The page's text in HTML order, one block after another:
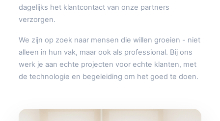
dagelijks het klantcontact van onze partners
verzorgen.
We zijn op zoek naar mensen die willen groeien - niet
alleen in hun vak, maar ook als professional. Bij ons
werk je aan echte projecten voor echte klanten, met
de technologie en begeleiding om het goed te doen.